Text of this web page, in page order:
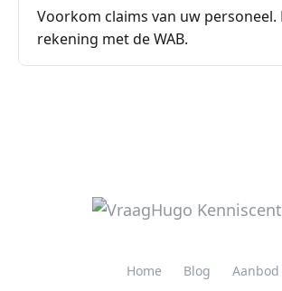
Voorkom claims van uw personeel.
rekening met de WAB.
Home Blog Aanbod